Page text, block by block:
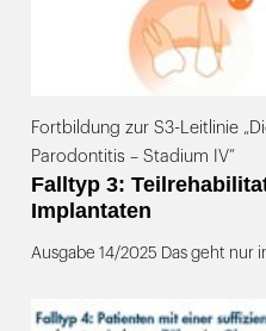
Fortbildung zur S3-Leitlinie
Parodontitis – Stadium IV“
Falltyp 3:
Implantaten
Ausgabe 14/2025 Das geht nur